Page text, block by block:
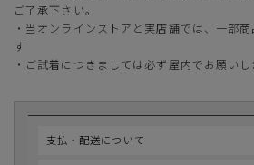
ご了承下さい。
・当オンラインストアと実店舗では、一部
す
・ご試着につきましては必ず屋内でお願いし
支払・配送について